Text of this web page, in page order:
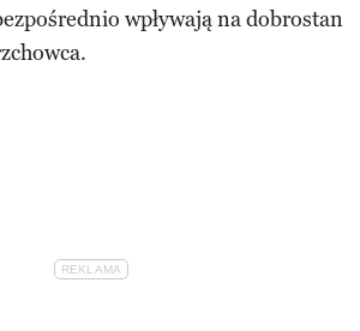
wpływają na dobrostan